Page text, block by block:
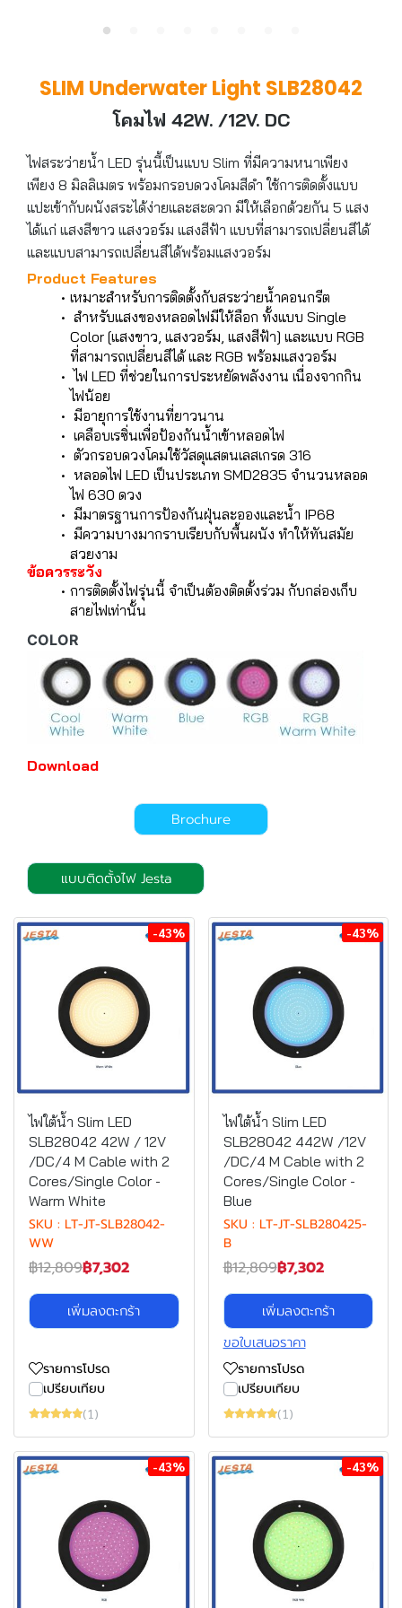
SLIM Underwater Light SLB28042
โคมไฟ 42W. /12V. DC
ไฟสระว่ายน้ำ LED รุ่นนี้เป็นแบบ Slim ที่มีความหนาเพียง
เพียง 8 มิลลิเมตร พร้อมกรอบดวงโคมสีดำ ใช้การติดตั้งแบบ
แปะเข้ากับผนังสระได้ง่ายและสะดวก มีให้เลือกด้วยกัน 5 แสง
ได้แก่ แสงสีขาว แสงวอร์ม แสงสีฟ้า แบบที่สามารถเปลี่ยนสีได้
และแบบสามารถเปลี่ยนสีได้พร้อมแสงวอร์ม
Product Features
เหมาะสำหรับการติดตั้งกับสระว่ายน้ำคอนกรีต
สำหรับแสงของหลอดไฟมีให้ลือก ทั้งแบบ Single
Color [แสงขาว, แสงวอร์ม, แสงสีฟ้า] และแบบ RGB
ที่สามารถเปลี่ยนสีได้ และ RGB พร้อมแสงวอร์ม
ไฟ LED ที่ช่วยในการประหยัดพลังงาน เนื่องจากกิน
ไฟน้อย
มีอายุการใช้งานที่ยาวนาน
เคลือบเรซิ่นเพื่อป้องกันน้ำเข้าหลอดไฟ
ตัวกรอบดวงโคมใช้วัสดุแสตนเลสเกรด 316
หลอดไฟ LED เป็นประเภท SMD2835 จำนวนหลอด
ไฟ 630 ดวง
มีมาตรฐานการป้องกันฝุ่นละอองและน้ำ IP68
มีความบางมากราบเรียบกับพื้นผนัง ทำให้ทันสมัย
สวยงาม
ข้อควรระวัง
การติดตั้งไฟรุ่นนี้ จำเป็นต้องติดตั้งร่วม กับกล่องเก็บ
สายไฟเท่านั้น
COLOR
Download
Brochure
แบบติดตั้งไฟ Jesta
-43%
ไฟใต้น้ำ Slim LED
SLB28042 42W / 12V
/DC/4 M Cable with 2
Cores/Single Color -
Warm White
SKU : LT-JT-SLB28042-
WW
฿12,809฿7,302
เพิ่มลงตะกร้า
รายการโปรด
เปรียบเทียบ
(1)
-43%
ไฟใต้น้ำ Slim LED
SLB28042 442W /12V
/DC/4 M Cable with 2
Cores/Single Color -
Blue
SKU : LT-JT-SLB280425-
B
฿12,809฿7,302
เพิ่มลงตะกร้า
ขอใบเสนอราคา
รายการโปรด
เปรียบเทียบ
(1)
-43% -43%